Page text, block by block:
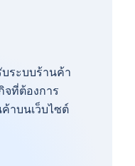
บระบบร้านค้า
จที่ต้องการ
าบนเว็บไซต์